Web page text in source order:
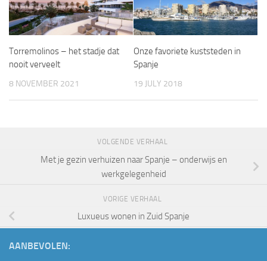
Torremolinos – het stadje dat
nooit verveelt
8 NOVEMBER 2021
Onze favoriete kuststeden in
Spanje
19 JULY 2018
VOLGENDE VERHAAL
Met je gezin verhuizen naar Spanje – onderwijs en
werkgelegenheid
VORIGE VERHAAL
Luxueus wonen in Zuid Spanje
AANBEVOLEN: